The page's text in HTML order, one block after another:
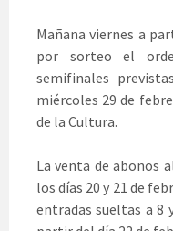
Mañana viernes a
por sorteo el
semifinales
miércoles 29 de
de la Cultura.
La venta de abonos
los días 20 y 21 de
entradas sueltas a 8